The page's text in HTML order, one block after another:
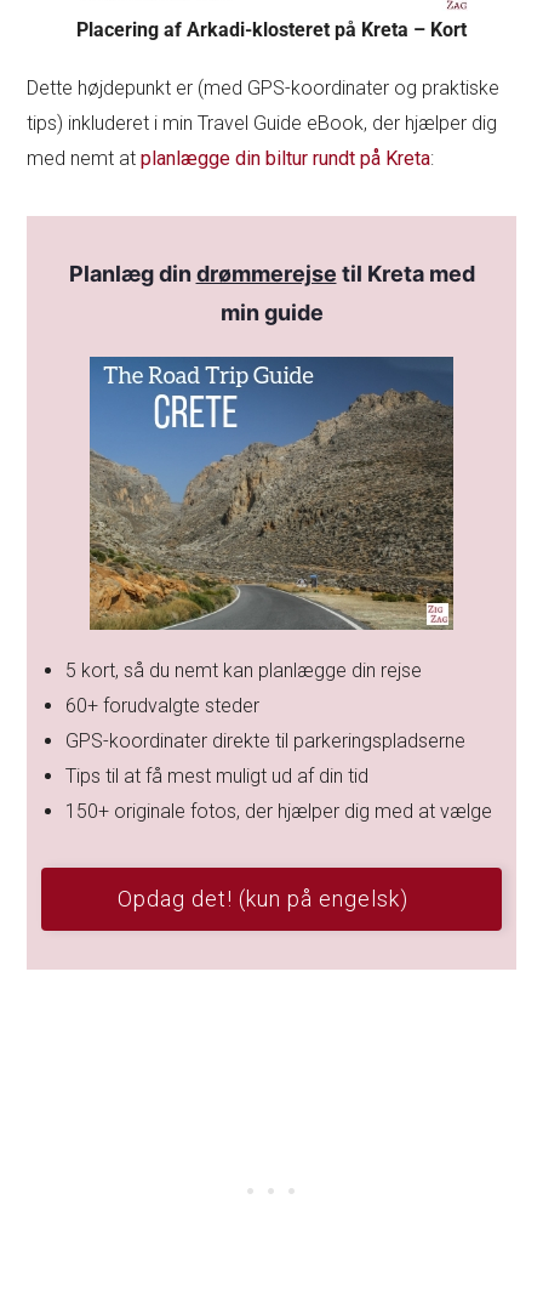
Placering af Arkadi-klosteret på Kreta – Kort
Dette højdepunkt er (med GPS-koordinater og praktiske
tips) inkluderet i min Travel Guide eBook, der hjælper dig
med nemt atplanlægge din biltur rundt på Kreta:
Planlæg dindrømmerejse til Kreta med
min guide
5 kort, så du nemt kan planlægge din rejse
60+ forudvalgte steder
GPS-koordinater direkte til parkeringspladserne
Tips til at få mest muligt ud af din tid
150+ originale fotos, der hjælper dig med at vælge
Opdag det! (kun på engelsk)